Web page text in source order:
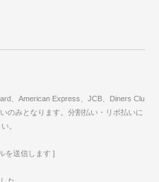
、American Express、JCB、Diners Clu
のみとなります。分割払い・リボ払いに
。
を送信します ]